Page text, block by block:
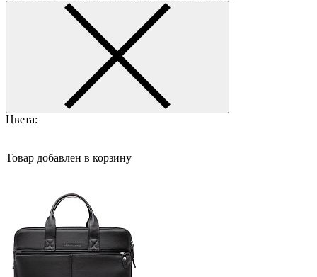
Цвета:
Товар добавлен в корзину